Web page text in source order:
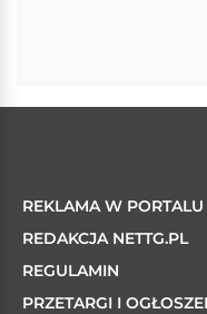
REKLAMA W PORTALU
REDAKCJA NETTG.PL
REGULAMIN
PRZETARGI I